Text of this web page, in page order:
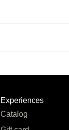
Experiences
Catalog